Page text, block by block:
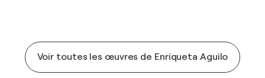
Voir toutes les œuvres de Enriqueta Aguilo